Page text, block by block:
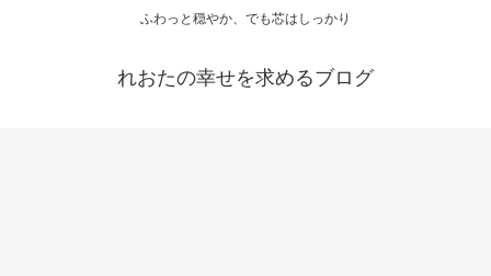
ふわっと穏やか、でも芯はしっかり
れおたの幸せを求めるブログ